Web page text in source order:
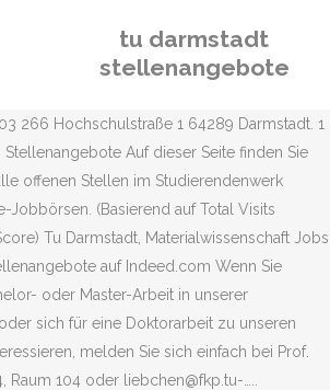
tu darmstadt
stellenangebote
266 Hochschulstraße 1 64289 Darmstadt. 1
Auf dieser Seite finden Sie
offenen Stellen im Studierendenwerk
Jobbörsen. (Basierend auf Total Visits
Tu Darmstadt, Materialwissenschaft Jobs
auf Indeed.com Wenn Sie
oder Master-Arbeit in unserer
sich für eine Doktorarbeit zu unseren
melden Sie sich einfach bei Prof.
Raum 104 oder liebchen@fkp.tu-…..